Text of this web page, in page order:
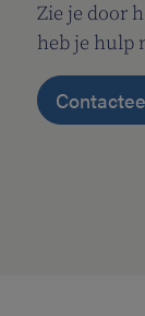
Zie je door
heb je hulp